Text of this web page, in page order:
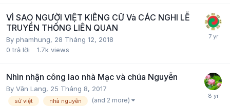
VÌ SAO NGƯỜI VIỆT KIÊNG CỮ Và CÁC NGHI LỄ
TRUYỀN THỐNG LIÊN QUAN
By phamhung, 28 Tháng 12, 2018
0 trả lời 1.7k views
Nhìn nhận công lao nhà Mạc và chúa Nguyễn
By Văn Lang, 25 Tháng 8, 2017
sử việt nhà nguyễn (and 2 more)